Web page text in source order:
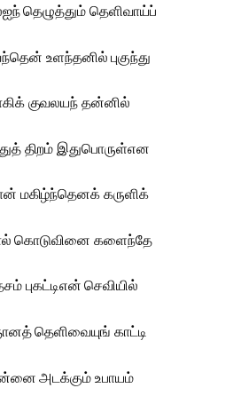
தெழுத்தும் தெளிவாய்ப்
உளந்தனில் புகுந்து
குவலயந் தன்னில்
திறம் இதுபொருள்என
மகிழ்ந்தெனக் கருளிக்
கொடுவினை களைந்தே
புகட்டிஎன் செவியில்
தெளிவையுங் காட்டி
அடக்கும் உபாயம்